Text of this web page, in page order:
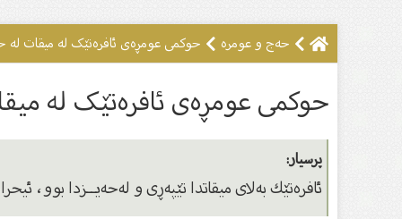
حەج و عومرە حوكمی عومڕەی ئافرەتێک لە میقات
حوكمی عومڕەی ئافرەتێک لە
پرسیار:
ئافرەتێك بەلاى میقاتدا تێپەڕى و لەحەیــزدا